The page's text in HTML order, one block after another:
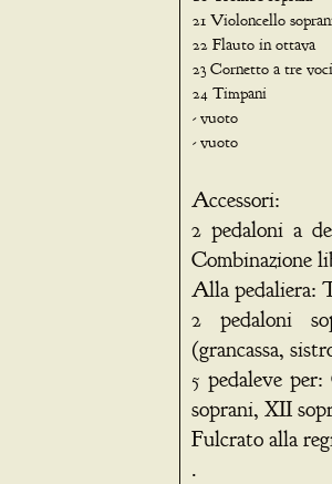
21 Violoncello
22 Flauto in ottava
23 Cornetto a tre
24 Timpani
- vuoto
- vuoto
Accessori:
2 pedaloni a
Combinazione
Alla pedaliera:
2 pedaloni
(grancassa,
5 pedaleve
soprani, XII
Fulcrato alla
.